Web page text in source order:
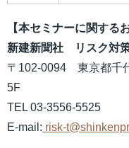
【本セミナーに関する
新建新聞社 リスク対
〒102-0094 東京都千
5F
TEL 03-3556-5525
E-mail: risk-